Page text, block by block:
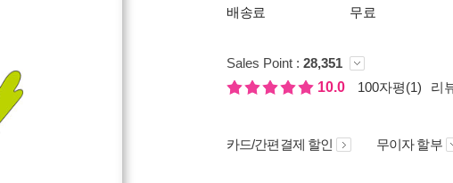
배송료
무료
Sales Point : 28,351
10.0
100자평(1) 리
카드/간편결제 할인 무이자 할부